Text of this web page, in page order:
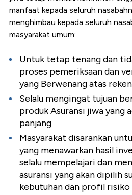
manfaat kepada seluruh
menghimbau kepada seluruh
masyarakat umum:
Untuk tetap tenang dan
proses pemeriksaan dan
yang Berwenang atas
Selalu mengingat tujuan
produk Asuransi jiwa yang
panjang
Masyarakat disarankan
yang menawarkan hasil
selalu mempelajari dan
asuransi yang akan dipilih
kebutuhan dan profil risiko